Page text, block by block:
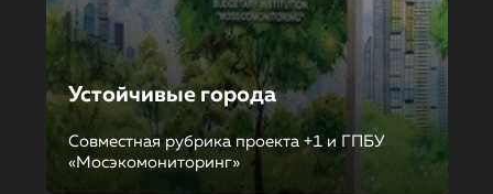
Устойчивые города
Совместная рубрика проекта +1 и ГПБУ
«Мосэкомониторинг»